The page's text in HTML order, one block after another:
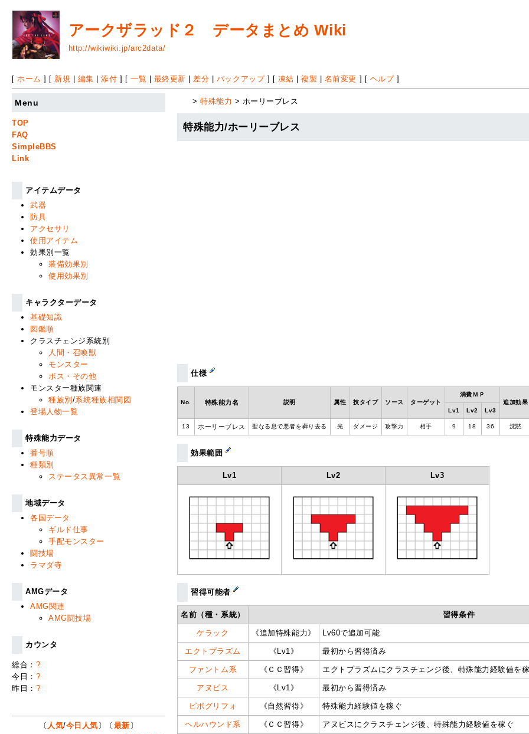
アークザラッド２ データまとめ Wiki
http://wikiwiki.jp/arc2data/
[ ホーム ] [ 新規 編集 |添付 ] [一覧 最終更新 差分 バックアップ] [ 凍結 |複製 名前変更 ] [ ヘルプ]
>特殊能力 > ホーリーブレス
特殊能力/ホーリーブレス
仕様
No. 特殊能力名 説明 属性 技タイプ ソース ターゲット
消費ＭＰ
追加効果
Lv1
Lv2 Lv3
13 ホーリーブレス 聖なる息で悪者を葬り去る 光 ダメージ 攻撃力 相手 9 18 36 沈黙
効果範囲
Lv1 Lv2 Lv3
習得可能者
名前（種・系統） 習得条件
ケラック 《追加特殊能力》 Lv60で追加可能
エクトプラズム 《Lv1》 最初から習得済み
ファントム系 《ＣＣ習得》 エクトプラズムにクラスチェンジ後、特殊能力経験値を
アヌビス 《Lv1》 最初から習得済み
ピポグリフォ 《自然習得》 特殊能力経験値を稼ぐ
ヘルハウンド系 《ＣＣ習得》 アヌビスにクラスチェンジ後、特殊能力経験値を稼ぐ
Menu
TOP
FAQ
SimpleBBS
Link
アイテムデータ
武器
防具
アクセサリ
使用アイテム
効果別一覧
装備効果別
使用効果別
キャラクターデータ
基礎知識
図鑑順
クラスチェンジ系統別
人間・召喚獣
モンスター
ボス・その他
モンスター種族関連
種族別 /系統種族相関図
登場人物一覧
特殊能力データ
番号順
種類別
ステータス異常一覧
地域データ
各国データ
ギルド仕事
手配モンスター
闘技場
ラマダ寺
AMGデータ
AMG関連
AMG闘技場
カウンタ
総合： ?
今日： ?
昨日： ?
〔 人気/今日人気 〕〔 最新 〕